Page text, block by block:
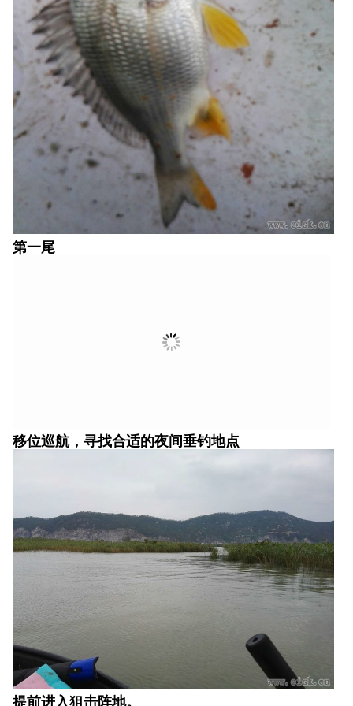
第一尾
提前进入狙击阵地。
当主航道和出海口外面大风大浪的时候，这里的小环
境就很不错了，既方便你在船上打盹儿，又方便你守
株待兔